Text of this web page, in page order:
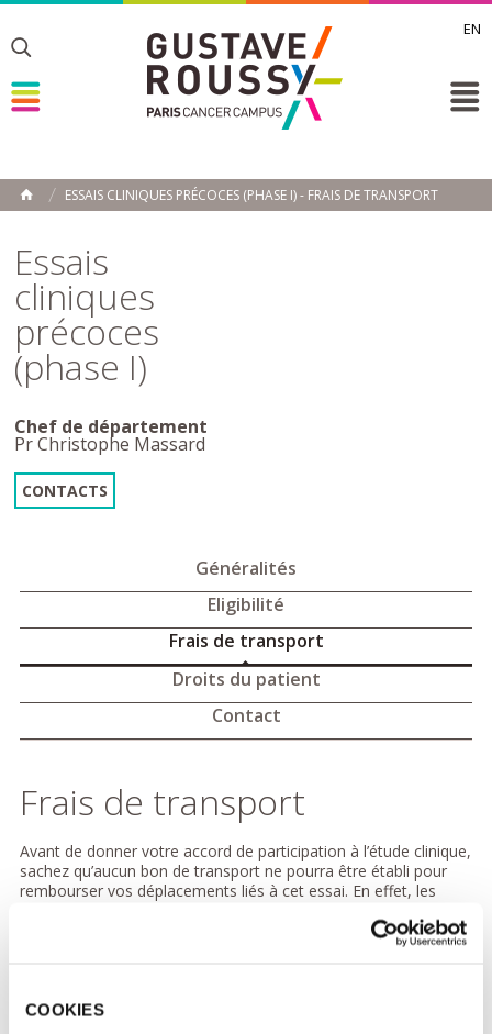
COOKIES
EN
Toggle
Toggle
ACCUEIL
ESSAIS CLINIQUES PRÉCOCES (PHASE I) - FRAIS DE TRANSPORT
Essais
cliniques
précoces
(phase I)
Chef de département
Pr Christophe Massard
CONTACTS
Généralités
Eligibilité
Frais de transport
Droits du patient
Contact
Frais de transport
Avant de donner votre accord de participation à l’étude clinique,
sachez qu’aucun bon de transport ne pourra être établi pour
rembourser vos déplacements liés à cet essai. En effet, les
pas dans le champ des prestations prises en charge par
l’assurance maladie, en vertu des dispositions de l’article L.321-
pharmaceutique, l’intégralité des frais de transport pourra vous